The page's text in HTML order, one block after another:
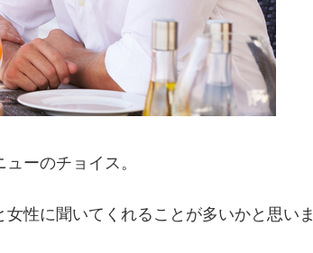
ーのチョイス。
性に聞いてくれることが多いかと思いま